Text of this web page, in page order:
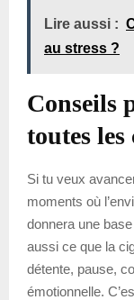
Lire aussi :
au stress ?
Conseils
toutes les
Si tu veux
moments où
donnera une
aussi ce que la
détente, pause,
émotionnelle.